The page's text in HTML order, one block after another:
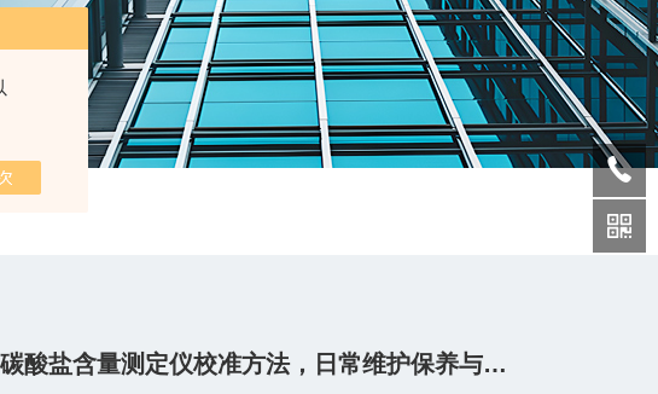
碳酸盐含量测定仪校准方法，日常维护保养与试验误差控制注意事项